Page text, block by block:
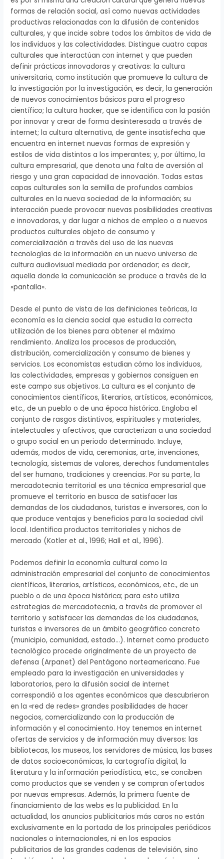
formas de relación social, así como nuevas actividades
productivas relacionadas con la difusión de contenidos
culturales, y que incide sobre todos los ámbitos de vida de
los individuos y las colectividades. Distingue cuatro capas
culturales que interactúan con internet y que pueden
definir prácticas innovadoras y creativas: la cultura
universitaria, como institución que promueve la cultura de
la investigación por la investigación, es decir, la generación
de nuevos conocimientos básicos para el progreso
científico; la cultura hacker, que se identifica con la pasión
por innovar y crear de forma desinteresada a través de
internet; la cultura alternativa, de gente insatisfecha que
encuentra en internet nuevas formas de expresión y
estilos de vida distintos a los imperantes; y, por último, la
cultura empresarial, que denota una falta de aversión al
riesgo y una gran capacidad de innovación. Todas estas
capas culturales son la semilla de profundos cambios
culturales en la nueva sociedad de la información; su
interacción puede provocar nuevas posibilidades creativas
e innovadoras, y dar lugar a nichos de empleo o a nuevos
productos culturales objeto de consumo y
comercialización a través del uso de las nuevas
tecnologías de la información en un nuevo universo de
cultura audiovisual mediada por ordenador; es decir,
aquella donde la comunicación se produce a través de la
«pantalla».
Desde el punto de vista de las definiciones teóricas, la
economía es la ciencia social que estudia la correcta
utilización de los bienes para obtener el máximo
rendimiento. Analiza los procesos de producción,
distribución, comercialización y consumo de bienes y
servicios. Los economistas estudian cómo los individuos,
las colectividades, empresas y gobiernos consiguen en
este campo sus objetivos. La cultura es el conjunto de
conocimientos científicos, literarios, artísticos, económicos,
etc., de un pueblo o de una época histórica. Engloba el
conjunto de rasgos distintivos, espirituales y materiales,
intelectuales y afectivos, que caracterizan a una sociedad
o grupo social en un periodo determinado. Incluye,
además, modos de vida, ceremonias, arte, invenciones,
tecnología, sistemas de valores, derechos fundamentales
del ser humano, tradiciones y creencias. Por su parte, la
mercadotecnia territorial es una técnica empresarial que
promueve el territorio en busca de satisfacer las
demandas de los ciudadanos, turistas e inversores, con lo
que produce ventajas y beneficios para la sociedad civil
local. Identifica productos territoriales y nichos de
mercado (Kotler et al., 1996; Hall et al., 1996).
Podemos definir la economía cultural como la
administración empresarial del conjunto de conocimientos
científicos, literarios, artísticos, económicos, etc., de un
pueblo o de una época histórica; para esto utiliza
estrategias de mercadotecnia, a través de promover el
territorio y satisfacer las demandas de los ciudadanos,
turistas e inversores de un ámbito geográfico concreto
(municipio, comunidad, estado…). Internet como producto
tecnológico procede originalmente de un proyecto de
defensa (Arpanet) del Pentágono norteamericano. Fue
empleado para la investigación en universidades y
laboratorios, pero la difusión social de internet
correspondió a los agentes económicos que descubrieron
en la «red de redes» grandes posibilidades de hacer
negocios, comercializando con la producción de
información y el conocimiento. Hoy tenemos en internet
ofertas de servicios y de información muy diversos: las
bibliotecas, los museos, los servidores de música, las bases
de datos socioeconómicas, la cartografía digital, la
literatura y la información periodística, etc., se conciben
como productos que se venden y se compran ofertados
por nuevas empresas. Además, la primera fuente de
financiamiento de las webs es la publicidad. En la
actualidad, los anuncios publicitarios más caros no están
exclusivamente en la portada de los principales periódicos
nacionales o internacionales, ni en los espacios
publicitarios de las grandes cadenas de televisión, sino